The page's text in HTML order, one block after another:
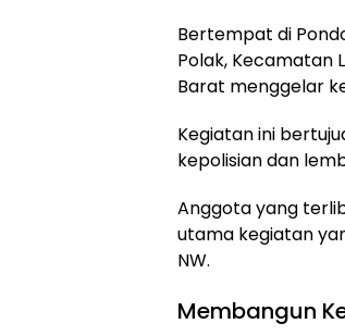
Bertempat di
Polak, Kecamatan
Barat menggelar
Kegiatan ini
kepolisian dan
Anggota yang
utama kegiatan
NW.
Membangun